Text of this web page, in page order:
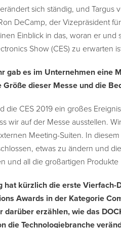
sich ständig, und
DeCamp, der Vizepräsident
Einblick in das, woran er
Show (CES) zu erwarten
gab es im Unternehmen eine
Größe dieser Messe und die
die CES 2019 ein großes
wir auf der Messe ausstellen.
Meeting-Suiten. In
etwas zu ändern und
und all die großartigen
hat kürzlich die erste Vierfach-
Awards in der Kategorie
darüber erzählen, wie das
die Technologiebranche